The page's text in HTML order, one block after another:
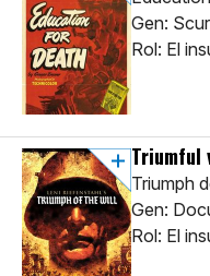
Gen:
Rol: El
Triumful
Triumph
Gen:
Rol: El